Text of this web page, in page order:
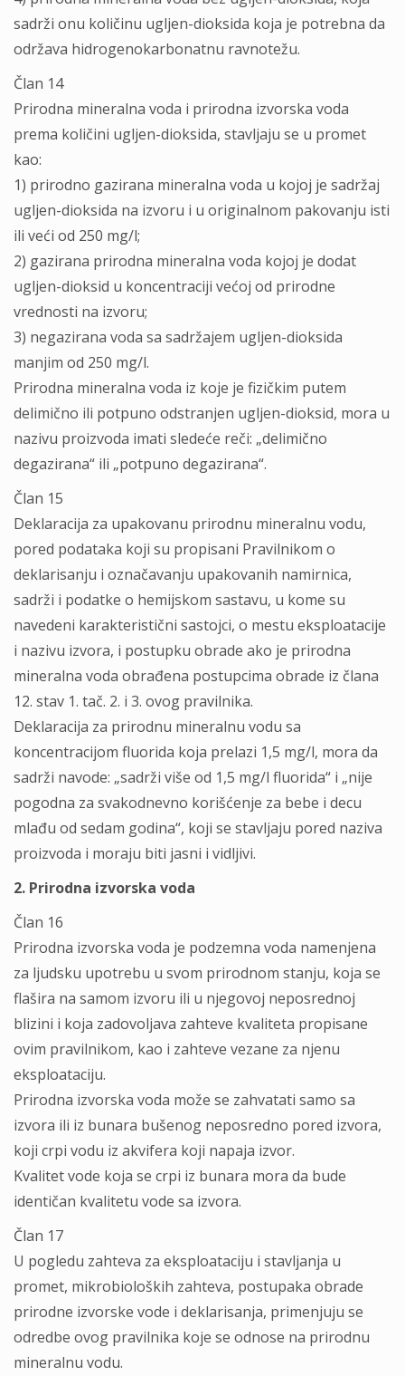
sadrži onu količinu ugljen-dioksida koja je potrebna da
održava hidrogenokarbonatnu ravnotežu.
Član 14
Prirodna mineralna voda i prirodna izvorska voda
prema količini ugljen-dioksida, stavljaju se u promet
kao:
1) prirodno gazirana mineralna voda u kojoj je sadržaj
ugljen-dioksida na izvoru i u originalnom pakovanju isti
ili veći od 250 mg/l;
2) gazirana prirodna mineralna voda kojoj je dodat
ugljen-dioksid u koncentraciji većoj od prirodne
vrednosti na izvoru;
3) negazirana voda sa sadržajem ugljen-dioksida
manjim od 250 mg/l.
Prirodna mineralna voda iz koje je fizičkim putem
delimično ili potpuno odstranjen ugljen-dioksid, mora u
nazivu proizvoda imati sledeće reči: „delimično
degazirana“ ili „potpuno degazirana“.
Član 15
Deklaracija za upakovanu prirodnu mineralnu vodu,
pored podataka koji su propisani Pravilnikom o
deklarisanju i označavanju upakovanih namirnica,
sadrži i podatke o hemijskom sastavu, u kome su
navedeni karakteristični sastojci, o mestu eksploatacije
i nazivu izvora, i postupku obrade ako je prirodna
mineralna voda obrađena postupcima obrade iz člana
12. stav 1. tač. 2. i 3. ovog pravilnika.
Deklaracija za prirodnu mineralnu vodu sa
koncentracijom fluorida koja prelazi 1,5 mg/l, mora da
sadrži navode: „sadrži više od 1,5 mg/l fluorida“ i „nije
pogodna za svakodnevno korišćenje za bebe i decu
mlađu od sedam godina“, koji se stavljaju pored naziva
proizvoda i moraju biti jasni i vidljivi.
2. Prirodna izvorska voda
Član 16
Prirodna izvorska voda je podzemna voda namenjena
za ljudsku upotrebu u svom prirodnom stanju, koja se
flašira na samom izvoru ili u njegovoj neposrednoj
blizini i koja zadovoljava zahteve kvaliteta propisane
ovim pravilnikom, kao i zahteve vezane za njenu
eksploataciju.
Prirodna izvorska voda može se zahvatati samo sa
izvora ili iz bunara bušenog neposredno pored izvora,
koji crpi vodu iz akvifera koji napaja izvor.
Kvalitet vode koja se crpi iz bunara mora da bude
identičan kvalitetu vode sa izvora.
Član 17
U pogledu zahteva za eksploataciju i stavljanja u
promet, mikrobioloških zahteva, postupaka obrade
prirodne izvorske vode i deklarisanja, primenjuju se
odredbe ovog pravilnika koje se odnose na prirodnu
mineralnu vodu.